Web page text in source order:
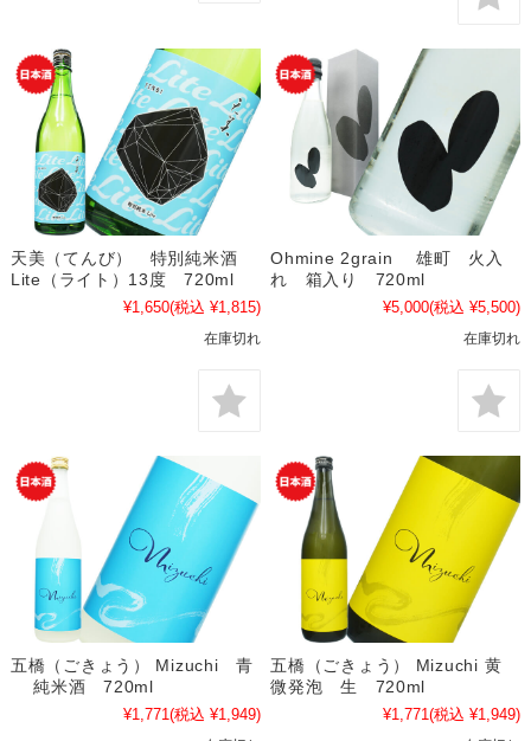
天美（てんび） 特別純米酒
Lite（ライト）13度 720ml
¥1,650(税込 ¥1,815)
在庫切れ
Ohmine 2grain 雄町 火入
れ 箱入り 720ml
¥5,000(税込 ¥5,500)
在庫切れ
五橋（ごきょう） Mizuchi 青
純米酒 720ml
¥1,771(税込 ¥1,949)
五橋（ごきょう） Mizuchi 黄
微発泡 生 720ml
¥1,771(税込 ¥1,949)